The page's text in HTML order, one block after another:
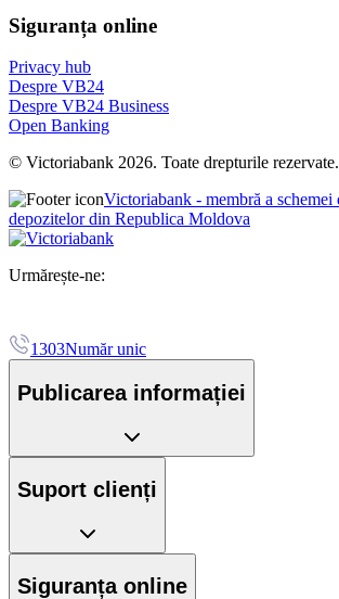
Siguranța online
Privacy hub
Despre VB24
Despre VB24 Business
Open Banking
© Victoriabank 2026. Toate drepturile rezervate.
Victoriabank - membră a schemei
depozitelor din Republica Moldova
Urmărește-ne:
1303Număr unic
Publicarea informației
Suport clienți
Siguranța online